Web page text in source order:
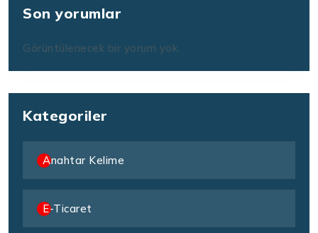
Son yorumlar
Görüntülenecek bir yorum yok.
Kategoriler
Anahtar Kelime
E-Ticaret